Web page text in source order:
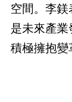
空間。李
是未來產
積極擁抱變